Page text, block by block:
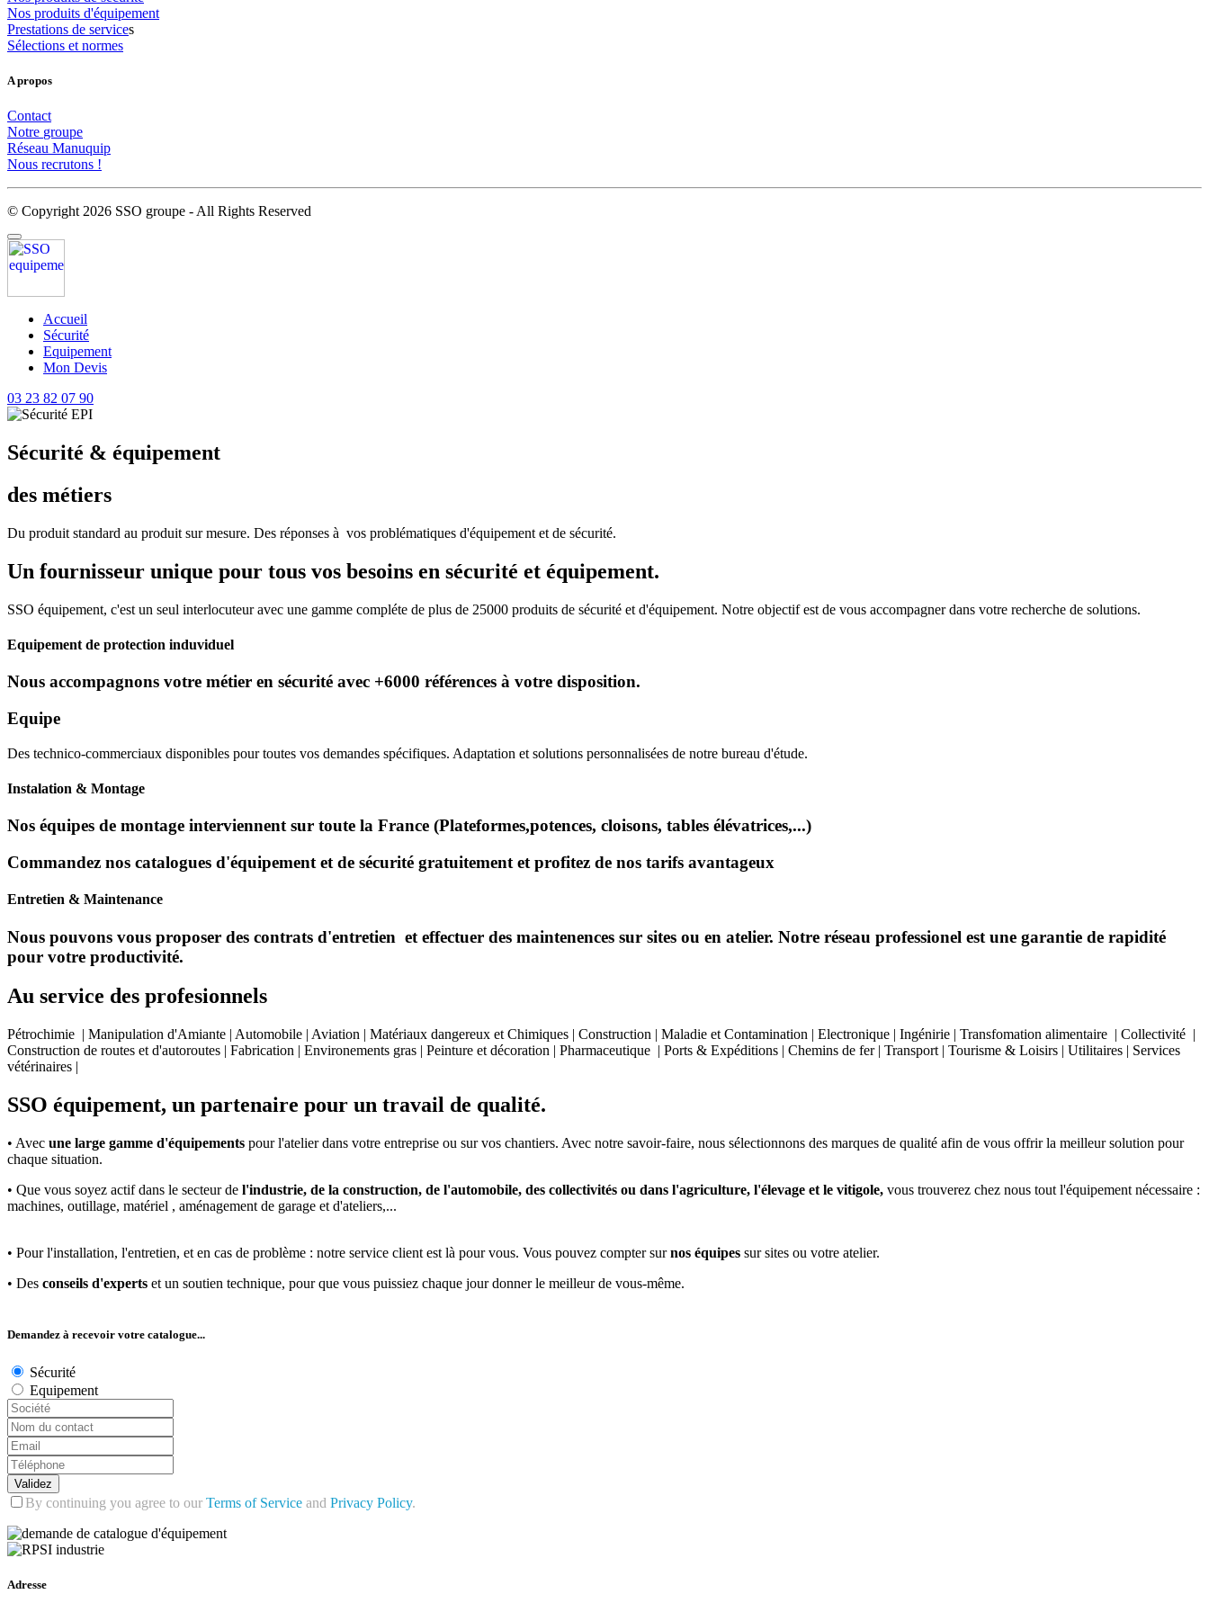
Nos produits d'équipement
Prestations de services
Sélections et normes
A propos
Contact
Notre groupe
Réseau Manuquip
Nous recrutons !
© Copyright 2026 SSO groupe - All Rights Reserved
Accueil
Sécurité
Equipement
Mon Devis
03 23 82 07 90
Sécurité & équipement
des métiers
Du produit standard au produit sur mesure. Des réponses à vos problématiques d'équipement et de sécurité.
Un fournisseur unique pour tous vos besoins en sécurité et équipement.
SSO équipement, c'est un seul interlocuteur avec une gamme compléte de plus de 25000 produits de sécurité et d'équipement. Notre objectif est de vous accompagner dans votre recherche de solutions.
Equipement de protection induviduel
Nous accompagnons votre métier en sécurité avec +6000 références à votre disposition.
Equipe
Des technico-commerciaux disponibles pour toutes vos demandes spécifiques. Adaptation et solutions personnalisées de notre bureau d'étude.
Instalation & Montage
Nos équipes de montage interviennent sur toute la France (Plateformes,potences, cloisons, tables élévatrices,...)
Commandez nos catalogues d'équipement et de sécurité gratuitement et profitez de nos tarifs avantageux
Entretien & Maintenance
Nous pouvons vous proposer des contrats d'entretien et effectuer des maintenences sur sites ou en atelier. Notre réseau professionel est une garantie de rapidité
pour votre productivité.
Au service des profesionnels
Pétrochimie | Manipulation d'Amiante | Automobile | Aviation | Matériaux dangereux et Chimiques | Construction | Maladie et Contamination | Electronique | Ingénirie | Transfomation alimentaire | Collectivité |
Construction de routes et d'autoroutes | Fabrication | Environements gras | Peinture et décoration | Pharmaceutique | Ports & Expéditions | Chemins de fer | Transport | Tourisme & Loisirs | Utilitaires | Services
vétérinaires |
SSO équipement, un partenaire pour un travail de qualité.
• Avec une large gamme d'équipements pour l'atelier dans votre entreprise ou sur vos chantiers. Avec notre savoir-faire, nous sélectionnons des marques de qualité afin de vous offrir la meilleur solution pour
chaque situation.
• Que vous soyez actif dans le secteur de l'industrie, de la construction, de l'automobile, des collectivités ou dans l'agriculture, l'élevage et le vitigole, vous trouverez chez nous tout l'équipement nécessaire :
machines, outillage, matériel , aménagement de garage et d'ateliers,...
• Pour l'installation, l'entretien, et en cas de problème : notre service client est là pour vous. Vous pouvez compter surnos équipes sur sites ou votre atelier.
• Des conseils d'experts et un soutien technique, pour que vous puissiez chaque jour donner le meilleur de vous-même.
Demandez à recevoir votre catalogue...
Sécurité
Equipement
Validez
By continuing you agree to our Terms of Service and Privacy Policy.
Adresse